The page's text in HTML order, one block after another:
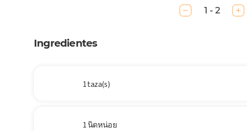
1 - 2
Ingredientes
1 taza(s)
1 นิดหน่อย